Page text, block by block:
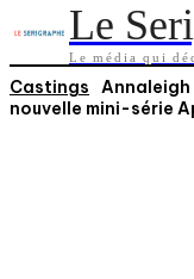
Le
Le média qui
Castings
Annaleigh
nouvelle mini-série